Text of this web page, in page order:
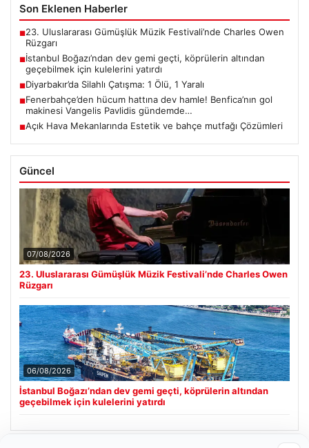
Son Eklenen Haberler
■23. Uluslararası Gümüşlük Müzik Festivali’nde Charles Owen
Rüzgarı
■İstanbul Boğazı’ndan dev gemi geçti, köprülerin altından
geçebilmek için kulelerini yatırdı
■Diyarbakır’da Silahlı Çatışma: 1 Ölü, 1 Yaralı
■Fenerbahçe’den hücum hattına dev hamle! Benfica’nın gol
makinesi Vangelis Pavlidis gündemde…
■Açık Hava Mekanlarında Estetik ve bahçe mutfağı Çözümleri
Güncel
07/08/2026
23. Uluslararası Gümüşlük Müzik Festivali’nde Charles Owen
Rüzgarı
06/08/2026
İstanbul Boğazı’ndan dev gemi geçti, köprülerin altından
geçebilmek için kulelerini yatırdı